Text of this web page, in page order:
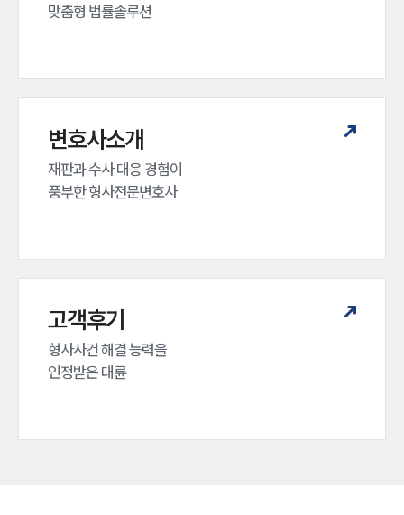
맞춤형 법률솔루션
변호사소개
재판과 수사 대응 경험이
풍부한 형사전문변호사
고객후기
형사사건 해결 능력을
인정받은 대륜